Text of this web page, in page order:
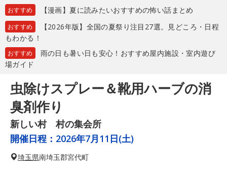
おすすめ 【漫画】夏に読みたいおすすめの怖い話まとめ
おすすめ
【2026年版】全国の夏祭り注目27選。見どころ・日程
もわかる！
おすすめ
雨の日も暑い日も安心！おすすめ屋内施設・室内遊び
場ガイド
虫除けスプレー＆靴用ハーブの消
臭剤作り
新しい村 村の集会所
開催日程： 2026年7月11日(土)
埼玉県南埼玉郡宮代町